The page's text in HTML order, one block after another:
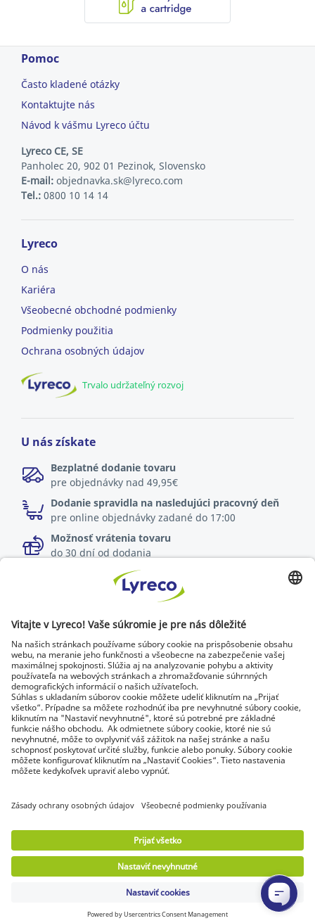
Pomoc
Často kladené otázky
Kontaktujte nás
Návod k vášmu Lyreco účtu
Lyreco CE, SE
Panholec 20, 902 01 Pezinok, Slovensko
E-mail: objednavka.sk@lyreco.com
Tel.: 0800 10 14 14
Lyreco
O nás
Kariéra
Všeobecné obchodné podmienky
Podmienky použitia
Ochrana osobných údajov
Trvalo udržateľný rozvoj
U nás získate
Bezplatné dodanie tovaru
pre objednávky nad 49,95€
Dodanie spravidla na nasledujúci pracovný deň
pre online objednávky zadané do 17:00
Možnosť vrátenia tovaru
do 30 dní od dodania
Špecialista na každé pracovisko
Najnovšie správy a rady od odborníkov
Objavte Lyreco riešenia pre ekologickejšie pracoviská
© Lyreco 2026 | Dodávame výhradne firmám a
podnikateľom. Všetky ceny sú uvedené bez DPH. Právo
spotrebiteľa na odstúpenie od zmluvy sa neuplatňuje.
Identifikačné údaje|Všeobecné obchodné
osvedčenia|
Vyhlásenie o digitálnej
prístupnosti|Podmienky použitia|Ochrana
Nastavenie súkromia
stránok